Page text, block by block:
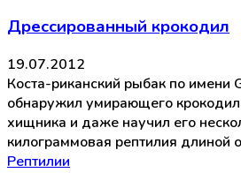
Дрессированный крокодил
19.07.2012
Коста-риканский рыбак по имени
обнаружил умирающего
хищника и даже научил его
килограммовая рептилия длиной
Рептилии